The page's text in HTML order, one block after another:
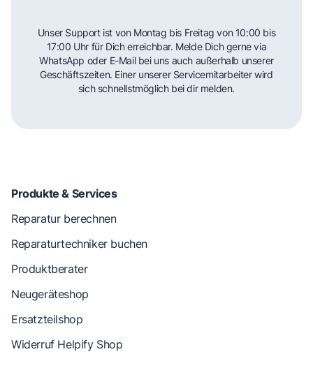
Unser Support ist von Montag bis Freitag von 10:00 bis
17:00 Uhr für Dich erreichbar. Melde Dich gerne via
WhatsApp oder E-Mail bei uns auch außerhalb unserer
Geschäftszeiten. Einer unserer Servicemitarbeiter wird
sich schnellstmöglich bei dir melden.
Produkte & Services
Reparatur berechnen
Reparaturtechniker buchen
Produktberater
Neugeräteshop
Ersatzteilshop
Widerruf Helpify Shop